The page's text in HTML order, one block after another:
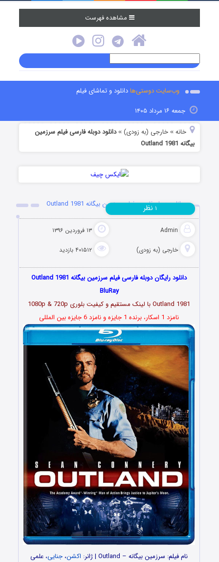
مشاهده فهرست
وب‌سایت دوستی‌هادانلود و تماشای فیلم
جمعه ۱۶ مرداد ۱۴۰۵
خانه »خارجی (به زودی) »دانلود دوبله فارسی فیلم سرزمین
بیگانه Outland 1981
دانلود دوبله فارسی فیلم سرزمین بیگانه Outland 1981
Admin ۱۳ فروردین ۱۳۹۶
خارجی (به زودی) ۴۰۱۵۱۲ بازدید
۱ نظر
دانلود رایگان دوبله فارسی فیلم سرزمین بیگانه Outland 1981
BluRay
Outland 1981 با لینک مستقیم و کیفیت بلوری 1080p & 720p
نامزد 1 اسکار، برنده 1 جایزه و نامزد 6 جایزه بین المللی
نام فیلم: سرزمین بیگانه – Outland | ژانر: اکشن، جنایی، علمی